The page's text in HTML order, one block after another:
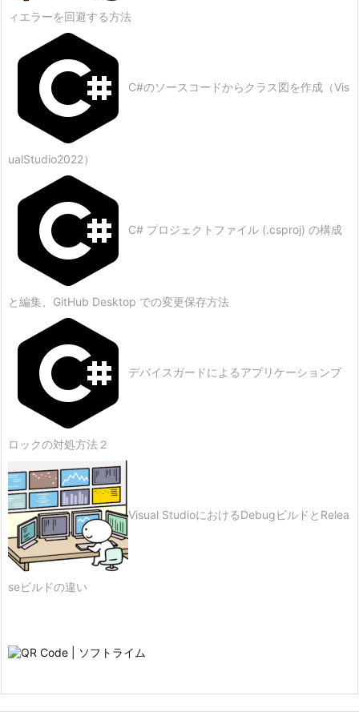
ィエラーを回避する方法
C#のソースコードからクラス図を作成（Vis
ualStudio2022）
C# プロジェクトファイル (.csproj) の構成
と編集、GitHub Desktop での変更保存方法
デバイスガードによるアプリケーションブ
ロックの対処方法２
Visual StudioにおけるDebugビルドとRelea
seビルドの違い